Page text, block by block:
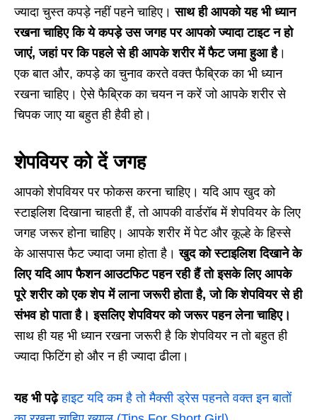
ज्यादा चुस्त कपड़े नहीं पहने चाहिए।साथ ही आपको यह भी ध्यान
रखना चाहिए कि ये कपड़े उस जगह पर आपको ज्यादा टाइट न हो
जाएं, जहां पर कि पहले से ही आपके शरीर में फैट जमा हुआ है।
एक बात और, कपड़े का चुनाव करते वक्त फैब्रिक का भी ध्यान
रखना चाहिए। ऐसे फैब्रिक का चयन न करें जो आपके शरीर से
चिपक जाए या बहुत ही हैवी हो।
शेपवियर को दें जगह
आपको शेपवियर पर फोकस करना चाहिए। यदि आप खुद को
स्टाइलिश दिखाना चाहती हैं, तो आपकी वार्डरॉब में शेपवियर के लिए
जगह जरूर होना चाहिए। आपके शरीर में पेट और कूल्हे के हिस्से
के आसपास फैट ज्यादा जमा होता है।खुद को स्टाइलिश दिखाने के
लिए यदि आप फैशन आउटफिट पहन रही हैं तो इसके लिए आपके
पूरे शरीर को एक शेप में लाना जरूरी होता है, जो कि शेपवियर से ही
संभव हो पाता है। इसलिए शेपवियर को जरूर पहन लेना चाहिए।
साथ ही यह भी ध्यान रखना जरूरी है कि शेपवियर न तो बहुत ही
ज्यादा फिटिंग हो और न ही ज्यादा ढीला।
यह भी पढ़े हाइट यदि कम है तो मैक्सी ड्रेस पहनते वक्त इन बातों